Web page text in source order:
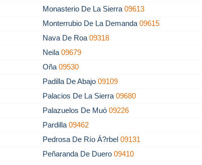
Monasterio De La Sierra09613
Monterrubio De La Demanda09615
Nava De Roa09318
Neila09679
Oña09530
Padilla De Abajo09109
Palacios De La Sierra09680
Palazuelos De Muó09226
Pardilla09462
Pedrosa De Río Á?rbel09131
Peñaranda De Duero09410